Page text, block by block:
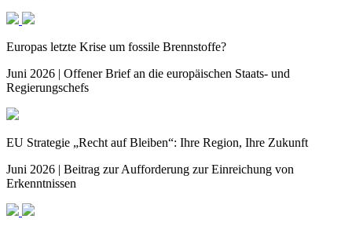
Europas letzte Krise um fossile Brennstoffe?
Juni 2026 | Offener Brief an die europäischen Staats- und
Regierungschefs
EU Strategie „Recht auf Bleiben“: Ihre Region, Ihre Zukunft
Juni 2026 | Beitrag zur Aufforderung zur Einreichung von
Erkenntnissen